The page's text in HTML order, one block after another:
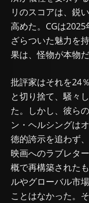
リのスコアは、鋭
高めた。CGは2025
ざらついた魅力を
果は、怪物が本物
批評家はそれを24
と切り捨て、騒々
た。しかし、彼ら
ン・ヘルシングは
徳的誇示を追わず
映画へのラブレタ
概で再構築された
ルやグローバル市
ことはなかった。